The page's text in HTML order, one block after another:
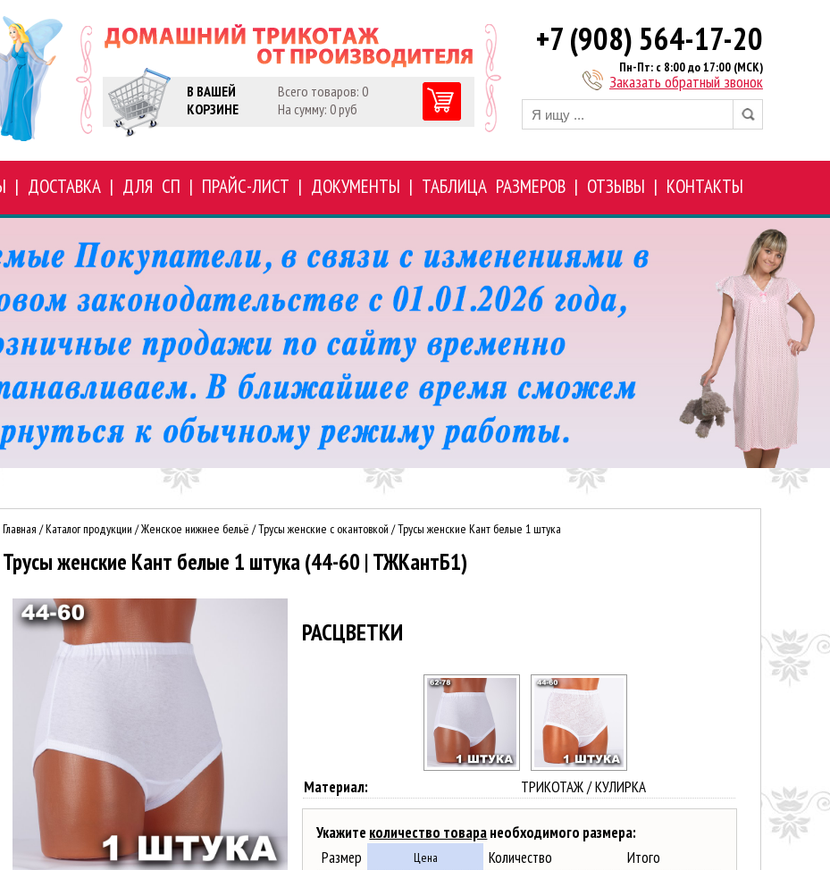
В ВАШЕЙ
КОРЗИНЕ
Всего товаров: 0
На сумму: 0 руб
+7 (908) 564-17-20
Пн-Пт: с 8:00 до 17:00 (МСК)
Заказать обратный звонок
| ДОСТАВКА| ДЛЯ СП | ПРАЙС-ЛИСТ | ДОКУМЕНТЫ | ТАБЛИЦА РАЗМЕРОВ| ОТЗЫВЫ | КОНТАКТЫ
Главная /Каталог продукции /Женское нижнее бельё /Трусы женские с окантовкой /Трусы женские Кант белые 1 штука
Трусы женские Кант белые 1 штука (44-60 | ТЖКантБ1)
РАСЦВЕТКИ
Материал: ТРИКОТАЖ / КУЛИРКА
Укажите количество товаранеобходимого размера:
Размер
Цена Количество
Итого